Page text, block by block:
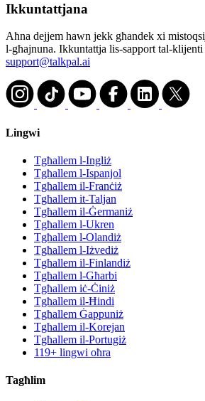
Ikkuntattjana
Aħna dejjem hawn jekk għandek xi
l-għajnuna. Ikkuntattja lis-sapport tal-klijenti
support@talkpal.ai
Lingwi
Tgħallem l-Ingliż
Tgħallem l-Ispanjol
Tgħallem il-Franċiż
Tgħallem it-Taljan
Tgħallem il-Ġermaniż
Tgħallem l-Ukren
Tgħallem l-Olandiż
Tgħallem l-Iżvediż
Tgħallem il-Finlandiż
Tgħallem l-Għarbi
Tgħallem iċ-Ċiniż
Tgħallem il-Ħindi
Tgħallem Ġappuniż
Tgħallem il-Korejan
Tgħallem il-Portugiż
119+ lingwi oħra
Tagħlim